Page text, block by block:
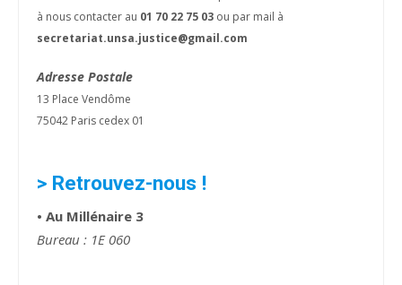
à nous contacter au 01 70 22 75 03 ou par mail à
secretariat.unsa.justice@gmail.com
Adresse Postale
13 Place Vendôme
75042 Paris cedex 01
> Retrouvez-nous !
• Au Millénaire 3
Bureau : 1E 060